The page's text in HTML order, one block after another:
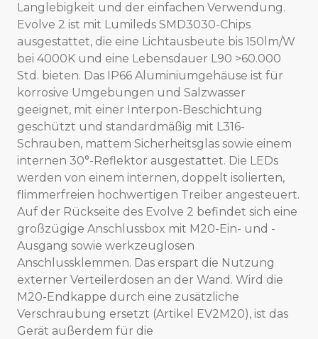
Langlebigkeit und der einfachen Verwendung.
Evolve 2 ist mit Lumileds SMD3030-Chips
ausgestattet, die eine Lichtausbeute bis 150lm/W
bei 4000K und eine Lebensdauer L90 >60.000
Std. bieten. Das IP66 Aluminiumgehäuse ist für
korrosive Umgebungen und Salzwasser
geeignet, mit einer Interpon-Beschichtung
geschützt und standardmäßig mit L316-
Schrauben, mattem Sicherheitsglas sowie einem
internen 30°-Reflektor ausgestattet. Die LEDs
werden von einem internen, doppelt isolierten,
flimmerfreien hochwertigen Treiber angesteuert.
Auf der Rückseite des Evolve 2 befindet sich eine
großzügige Anschlussbox mit M20-Ein- und -
Ausgang sowie werkzeuglosen
Anschlussklemmen. Das erspart die Nutzung
externer Verteilerdosen an der Wand. Wird die
M20-Endkappe durch eine zusätzliche
Verschraubung ersetzt (Artikel EV2M20), ist das
Gerät außerdem für die